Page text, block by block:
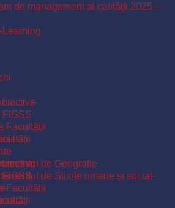
de management al calităţii 2025 –
Learning
FIGSS
Facultății
de Geografie
de Științe umane și social-
FIGSS
Facultății